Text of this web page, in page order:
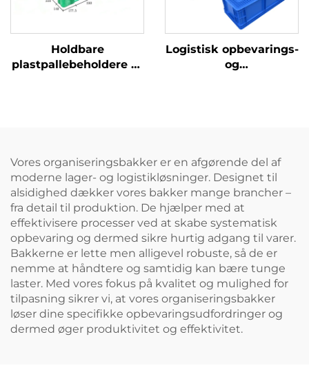
Holdbare
plastpallebeholdere til
Logistisk opbevarings-
og
Vores organiseringsbakker er en afgørende del af
moderne lager- og logistikløsninger. Designet til
alsidighed dækker vores bakker mange brancher –
fra detail til produktion. De hjælper med at
effektivisere processer ved at skabe systematisk
opbevaring og dermed sikre hurtig adgang til varer.
Bakkerne er lette men alligevel robuste, så de er
nemme at håndtere og samtidig kan bære tunge
laster. Med vores fokus på kvalitet og mulighed for
tilpasning sikrer vi, at vores organiseringsbakker
løser dine specifikke opbevaringsudfordringer og
dermed øger produktivitet og effektivitet.